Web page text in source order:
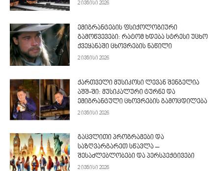
2 ივნისი 2026
ემიგრანტების ფსიქოლოგიური
გამოწვევები: რატომ ხდება სტრესი უცხო
ქვეყანაში ცხოვრების ნაწილი
2 ივნისი 2026
ქართველი მუსიკოსი ლევან შენგელია
აშშ-ში: მუსიკალური ტურნე და
ემიგრანტული ცხოვრების გამოცდილება
2 ივნისი 2026
გაცვლითი პროგრამები და
საზღვარგარეთ სწავლა –
შესაძლებლობები და პერსპექტივები
2 ივნისი 2026